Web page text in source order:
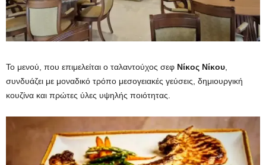
Το μενού, που επιμελείται ο ταλαντούχος σεφ Νίκος Νίκου
συνδυάζει με μοναδικό τρόπο μεσογειακές γεύσεις, δημιουργική
κουζίνα και πρώτες ύλες υψηλής ποιότητας.